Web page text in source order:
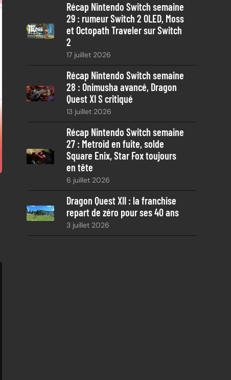
Récap Nintendo Switch semaine
29 : rumeur Switch 2 OLED, Moss
et Octopath Traveler sur Switch
2
17 juillet 2026
Récap Nintendo Switch semaine
28 : Onimusha avancé, Dragon
Quest XI S critiqué
13 juillet 2026
Récap Nintendo Switch semaine
27 : Metroid en fuite, solde
Square Enix, Star Fox toujours
en tête
6 juillet 2026
Dragon Quest XII : la franchise
repart de zéro pour ses 40 ans
3 juillet 2026